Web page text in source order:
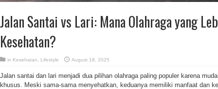
Jalan Santai vs Lari: Mana Olahraga yang
Kesehatan?
in Kesehatan Lifestyle August 18, 2025
Jalan santai dan lari menjadi dua pilihan olahraga paling populer karena
khusus. Meski sama-sama menyehatkan, keduanya memiliki manfaat dan